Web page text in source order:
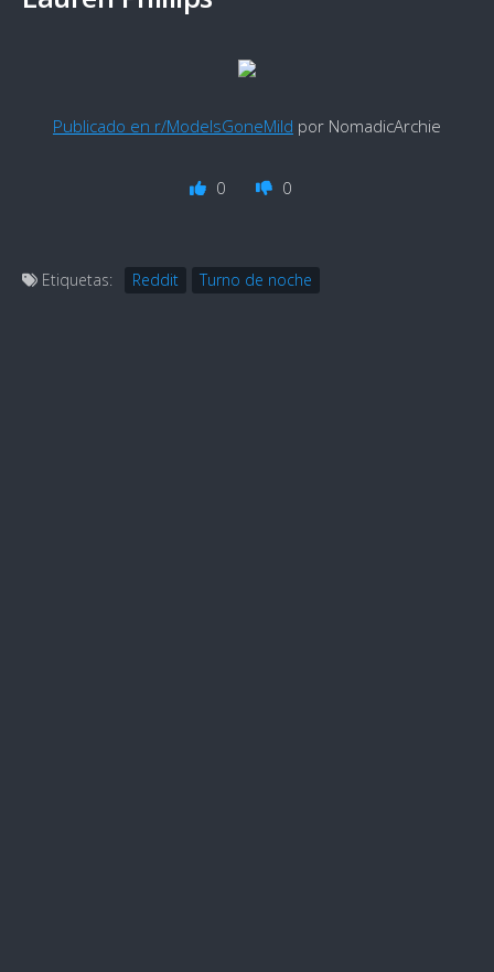
Publicado en r/ModelsGoneMild por NomadicArchie
0 0
Etiquetas: Reddit Turno de noche